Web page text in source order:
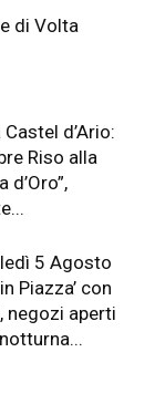
di Volta
d’Ario:
Riso alla
5 Agosto
Piazza’ con
negozi aperti